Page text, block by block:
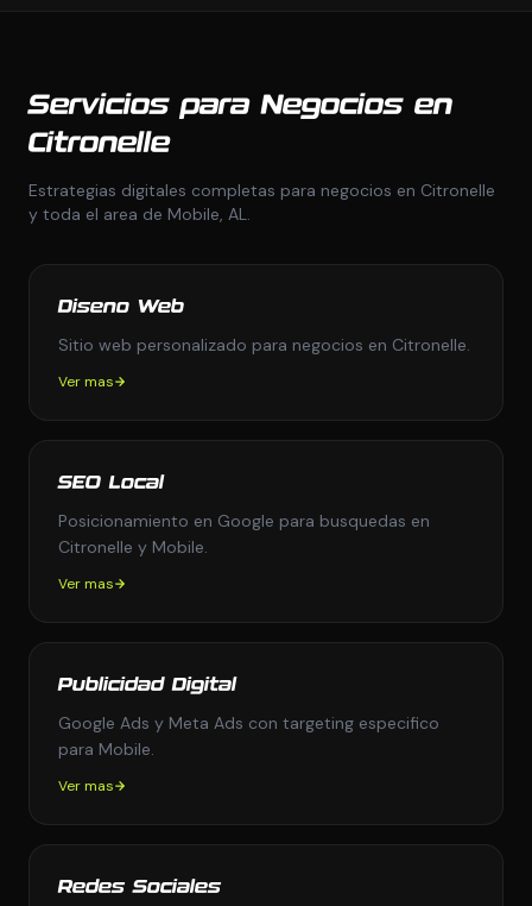
Servicios para Negocios en
Citronelle
Estrategias digitales completas para negocios en Citronelle
y toda el area de Mobile, AL.
Diseno Web
Sitio web personalizado para negocios en Citronelle.
Ver mas
SEO Local
Posicionamiento en Google para busquedas en
Citronelle y Mobile.
Ver mas
Publicidad Digital
Google Ads y Meta Ads con targeting especifico
para Mobile.
Ver mas
Redes Sociales